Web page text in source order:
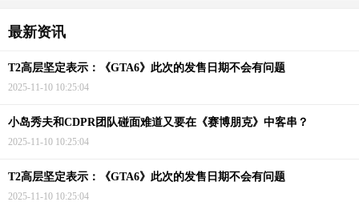
最新资讯
T2高层坚定表示：《GTA6》此次的发售日期不会有问题
2025-11-10 10:25:04
小岛秀夫和CDPR团队碰面难道又要在《赛博朋克》中客串？
2025-11-10 10:25:04
T2高层坚定表示：《GTA6》此次的发售日期不会有问题
2025-11-10 10:25:04